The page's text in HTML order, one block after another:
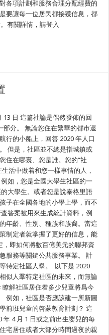
各項計劃和服務合理分配經費的
要讓每一位居民都接獲信息，都
有關詳情，請登入
日 這篇社論是偶然發佈的回
部分。 無論您住在繁華的都市還
行的小船上，回答 2020 年人口
但是，社區並不總是指城鎮或
住在哪裏、您是誰。您的“社
活中做着和您一樣事情的人，
如，您是全國大學生社區的一
大學生。或者您是說泰格里語
子在全國各地的小學上學，而不
答案被用來生成統計資料，例
年齡、性別、種族和族裔。當這
制定者就掌握了更好的信息，能
即如何將數百億美元的聯邦資
服務等關鍵公共服務事業。 計
特定社區人羣。 以下是 2020
似人羣特定社區的未來，而無論
解社區居住着多少兒童將爲今
例如，社區是否應該建一所新圖
前班兒童的啓蒙教育計劃？ 這
4 月 1 日或之前出生嬰兒的每
宅居住或者大部分時間過夜的親